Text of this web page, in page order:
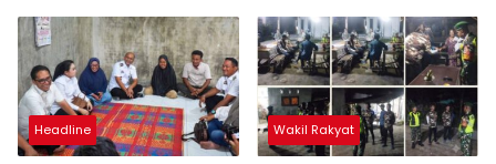
Headline Wakil Rakyat